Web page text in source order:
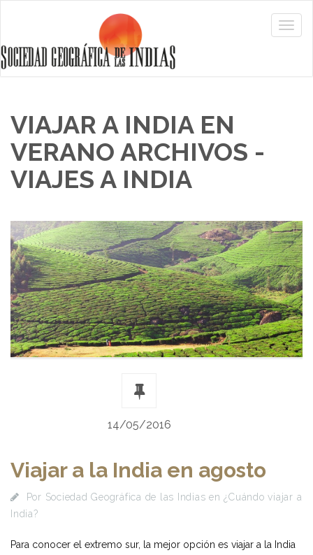
VIAJAR A INDIA EN
VERANO ARCHIVOS -
VIAJES A INDIA
14/05/2016
Viajar a la India en agosto
Por Sociedad Geográfica de las Indias en¿Cuándo viajar a
India?
Para conocer el extremo sur, la mejor opción es viajar a la India